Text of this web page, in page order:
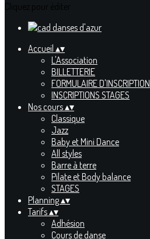
Accueil ▴▾
L'Association
BILLETTERIE
FORMULAIRE D'INSCRIPTION
INSCRIPTIONS STAGES
Nos cours▴▾
Classique
Jazz
Baby et Mini Dance
All styles
Barre à terre
Pilate et Body balance
STAGES
Planning▴▾
Tarifs▴▾
Adhésion
Cours de danse